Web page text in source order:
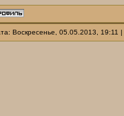
Воскресенье, 05.05.2013,